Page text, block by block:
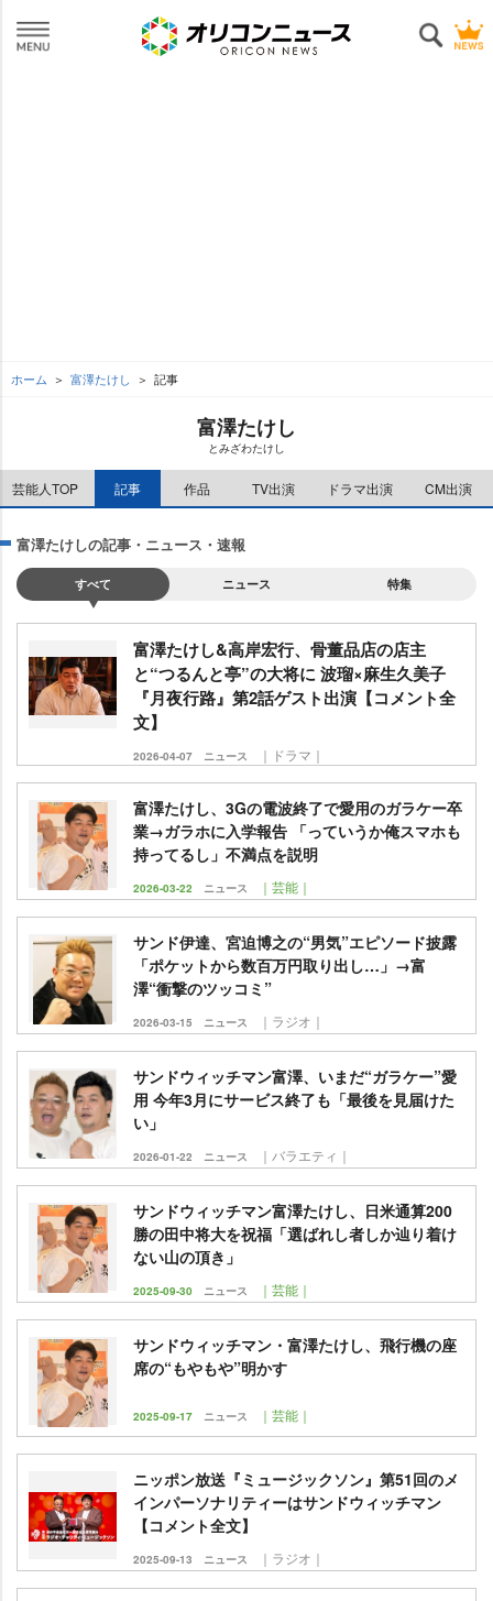
ホーム 富澤たけし 記事
富澤たけし
とみざわたけし
芸能人TOP 記事 作品 TV出演 ドラマ出演 CM出演
富澤たけしの記事・ニュース・速報
すべて ニュース 特集
富澤たけし&高岸宏行、骨董品店の店主
と“つるんと亭”の大将に 波瑠×麻生久美子
『月夜行路』第2話ゲスト出演【コメント全
文】
2026-04-07 ニュース ｜ドラマ｜
富澤たけし、3Gの電波終了で愛用のガラケー卒
業→ガラホに入学報告 「っていうか俺スマホも
持ってるし」不満点を説明
2026-03-22 ニュース ｜芸能｜
サンド伊達、宮迫博之の“男気”エピソード披露
「ポケットから数百万円取り出し…」→富
澤“衝撃のツッコミ”
2026-03-15 ニュース ｜ラジオ｜
サンドウィッチマン富澤、いまだ“ガラケー”愛
用 今年3月にサービス終了も「最後を見届けた
い」
2026-01-22 ニュース ｜バラエティ｜
サンドウィッチマン富澤たけし、日米通算200
勝の田中将大を祝福「選ばれし者しか辿り着け
ない山の頂き」
2025-09-30 ニュース ｜芸能｜
サンドウィッチマン・富澤たけし、飛行機の座
席の“もやもや”明かす
2025-09-17 ニュース ｜芸能｜
ニッポン放送『ミュージックソン』第51回のメ
インパーソナリティーはサンドウィッチマン
【コメント全文】
2025-09-13 ニュース ｜ラジオ｜